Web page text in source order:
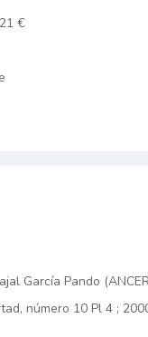
€
García Pando
número 10 Pl 4 ;